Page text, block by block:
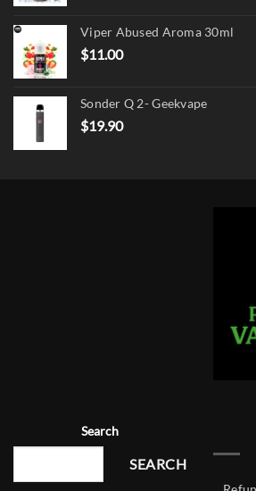
$17.90.$13.90.
Viper Abused Aroma 30ml
$11.00
Sonder Q 2- Geekvape
$19.90
Search
SEARCH